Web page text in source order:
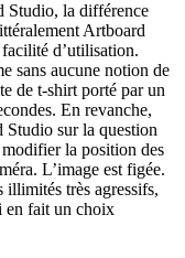
Studio, la différence
Artboard
d’utilisation.
sans aucune notion de
de t-shirt porté par un
En revanche,
Studio sur la question
la position des
L’image est figée.
illimités très agressifs,
en fait un choix